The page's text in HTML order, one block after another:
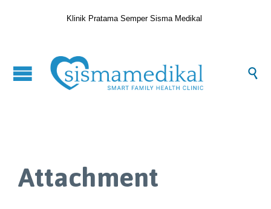
Klinik Pratama Semper Sisma Medikal

Attachment